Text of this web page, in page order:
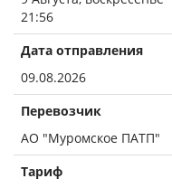
21:56
Дата отправления
09.08.2026
Перевозчик
АО "Муромское ПАТП"
Тариф